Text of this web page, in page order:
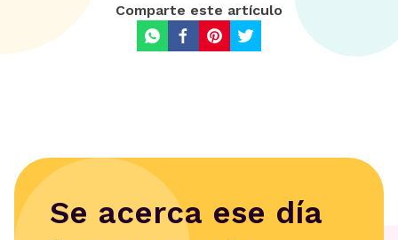
Comparte este artículo
Se acerca ese día